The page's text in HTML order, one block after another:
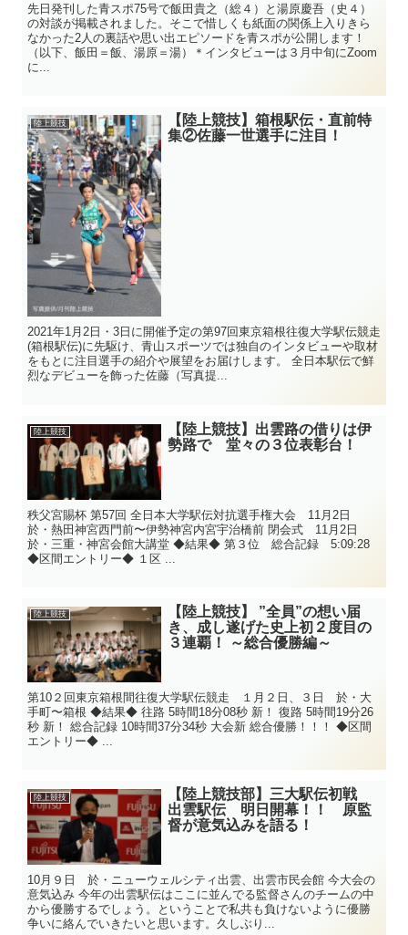
先日発刊した青スポ75号で飯田貴之（総４）と湯原慶吾（史４）
の対談が掲載されました。そこで惜しくも紙面の関係上入りきら
なかった2人の裏話や思い出エピソードを青スポが公開します！
（以下、飯田＝飯、湯原＝湯）＊インタビューは３月中旬にZoom
に...
陸上競技
【陸上競技】箱根駅伝・直前特
集②佐藤一世選手に注目！
2021年1月2日・3日に開催予定の第97回東京箱根往復大学駅伝競走
(箱根駅伝)に先駆け、青山スポーツでは独自のインタビューや取材
をもとに注目選手の紹介や展望をお届けします。 全日本駅伝で鮮
烈なデビューを飾った佐藤（写真提...
陸上競技
【陸上競技】出雲路の借りは伊
勢路で 堂々の３位表彰台！
秩父宮賜杯 第57回 全日本大学駅伝対抗選手権大会 11月2日
於・熱田神宮西門前〜伊勢神宮内宮宇治橋前 閉会式 11月2日
於・三重・神宮会館大講堂 ◆結果◆ 第３位 総合記録 5:09:28
◆区間エントリー◆ １区 ...
陸上競技
【陸上競技】 ”全員”の想い届
き、成し遂げた史上初２度目の
３連覇！ ～総合優勝編～
第10２回東京箱根間往復大学駅伝競走 １月２日、３日 於・大
手町〜箱根 ◆結果◆ 往路 5時間18分08秒 新！ 復路 5時間19分26
秒 新！ 総合記録 10時間37分34秒 大会新 総合優勝！！！ ◆区間
エントリー◆ ...
陸上競技
【陸上競技部】三大駅伝初戦
出雲駅伝 明日開幕！！ 原監
督が意気込みを語る！
10月９日 於・ニューウェルシティ出雲、出雲市民会館 今大会の
意気込み 今年の出雲駅伝はここに並んでる監督さんのチームの中
から優勝するでしょう。ということで私共も負けないように優勝
争いに絡んでいきたいと思います。久しぶり...